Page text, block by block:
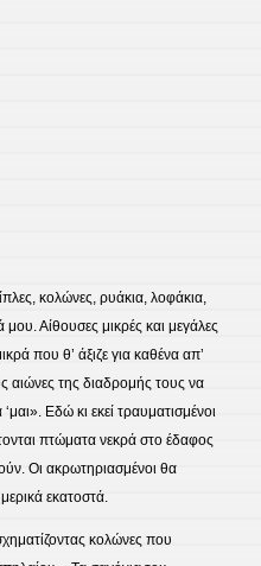
κολώνες, ρυάκια, λοφάκια,
Αίθουσες μικρές και μεγάλες
που θ’ άξιζε για καθένα απ’
αιώνες της διαδρομής τους να
Εδώ κι εκεί τραυματισμένοι
πτώματα νεκρά στο έδαφος
Οι ακρωτηριασμένοι θα
εκατοστά.
κολώνες που